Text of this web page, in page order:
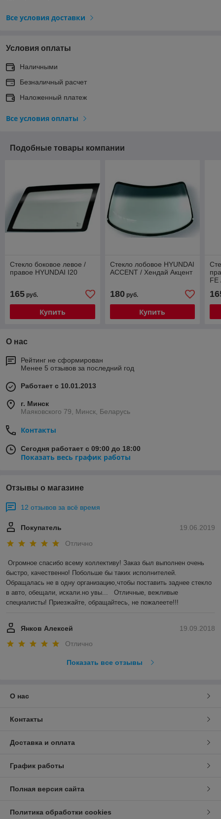
Все условия доставки
Условия оплаты
Наличными
Безналичный расчет
Наложенный платеж
Все условия оплаты
Подобные товары компании
Стекло боковое левое /
правое HYUNDAI I20
165 руб.
Купить
Стекло лобовое HYUNDAI
ACCENT / Хендай Акцент
180руб.
Купить
FE
О нас
Рейтинг не сформирован
Менее 5 отзывов за последний год
Работает с 10.01.2013
г. Минск
Маяковского 79, Минск, Беларусь
Контакты
Сегодня работает с 09:00 до 18:00
Показать весь график работы
Отзывы о магазине
12 отзывов за всё время
19.06.2019
Покупатель
Отлично
Огромное спасибо всему коллективу! Заказ был выполнен очень
быстро, качественно! Побольше бы таких исполнителей.
Обращалась не в одну организацию,чтобы поставить заднее стекло
в авто, обещали, искали.но увы...   Отличные, вежливые
специалисты! Приезжайте, обращайтесь, не пожалеете!!!
19.09.2018
Янков Алексей
Отлично
Показать все отзывы
О нас
Контакты
Доставка и оплата
График работы
Полная версия сайта
Политика обработки cookies